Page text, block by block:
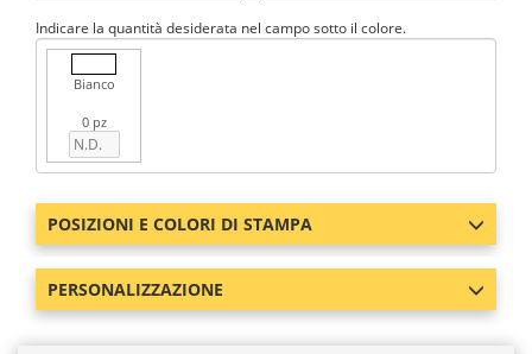
Indicare la quantità desiderata nel campo sotto il colore.
Bianco
0 pz
POSIZIONI E COLORI DI STAMPA
PERSONALIZZAZIONE